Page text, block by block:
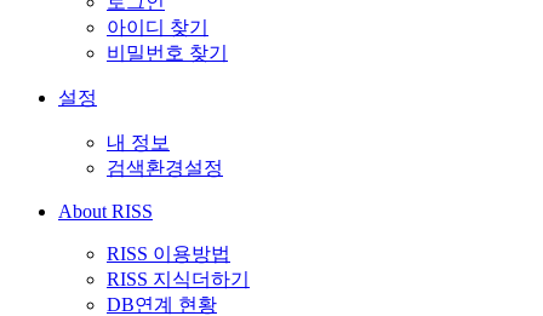
아이디 찾기
비밀번호 찾기
설정
내 정보
검색환경설정
About RISS
RISS 이용방법
RISS 지식더하기
DB연계 현황